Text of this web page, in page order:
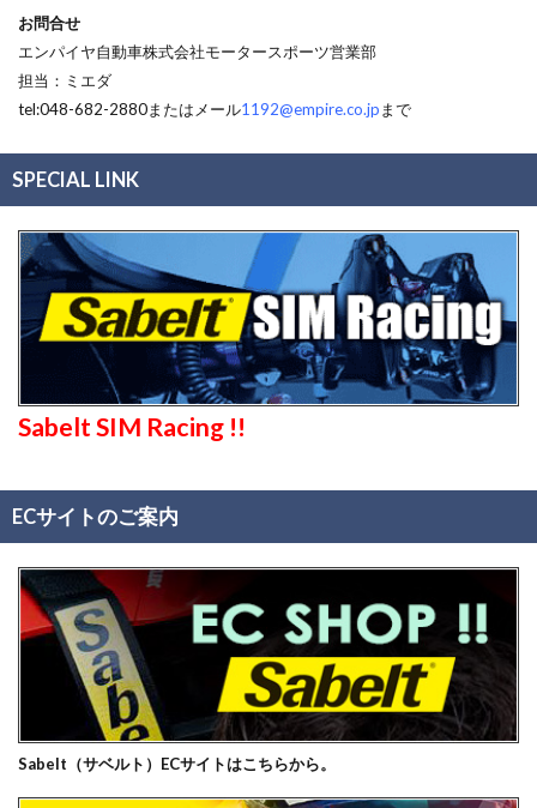
お問合せ
エンパイヤ自動車株式会社モータースポーツ営業部
担当：ミエダ
tel:048-682-2880またはメール1192@empire.co.jpまで
SPECIAL LINK
Sabelt SIM Racing !!
ECサイトのご案内
Sabelt（サベルト）ECサイトはこちらから。